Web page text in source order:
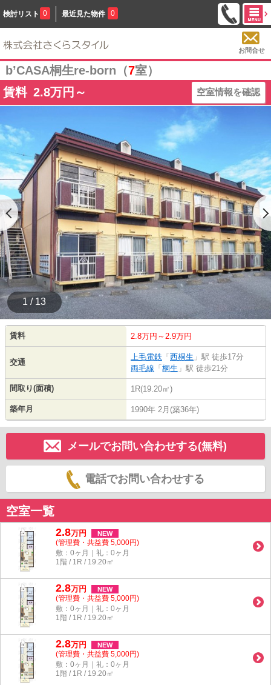
検討リスト 0 最近見た物件 0
お問合せ
b’CASA桐生re-born（7室）
賃料 2.8万円～ 空室情報を確認
1 / 13
賃料 2.8万円～2.9万円
交通
上毛電鉄 「 西桐生 」駅 徒歩17分
両毛線 「 桐生 」駅 徒歩21分
間取り(面積) 1R(19.20㎡)
築年月 1990年 2月(築36年)
メールでお問い合わせする(無料)
電話でお問い合わせする
空室一覧
2.8万円 NEW
(管理費・共益費 5,000円)
敷：0ヶ月｜礼：0ヶ月
1階 / 1R / 19.20㎡
2.8万円 NEW
(管理費・共益費 5,000円)
敷：0ヶ月｜礼：0ヶ月
1階 / 1R / 19.20㎡
2.8万円 NEW
(管理費・共益費 5,000円)
敷：0ヶ月｜礼：0ヶ月
1階 / 1R / 19.20㎡